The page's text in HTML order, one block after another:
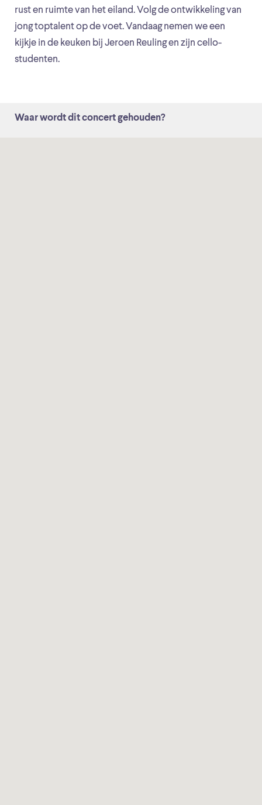
rust en ruimte van het eiland. Volg de ontwikkeling van
jong toptalent op de voet. Vandaag nemen we een
kijkje in de keuken bij Jeroen Reuling en zijn cello-
studenten.
Waar wordt dit concert gehouden?